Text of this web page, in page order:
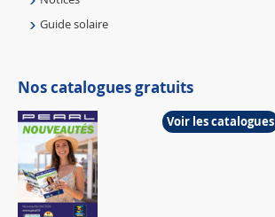
Guide solaire
Nos catalogues gratuits
Voir les catalogues